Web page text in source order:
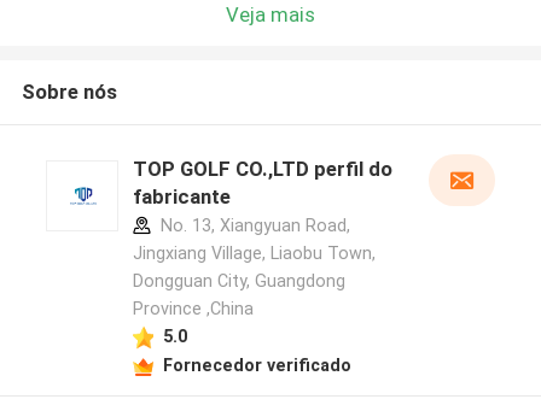
Veja mais
Sobre nós
TOP GOLF CO.,LTD perfil do
fabricante
No. 13, Xiangyuan Road,
Jingxiang Village, Liaobu Town,
Dongguan City, Guangdong
Province ,China
5.0
Fornecedor verificado